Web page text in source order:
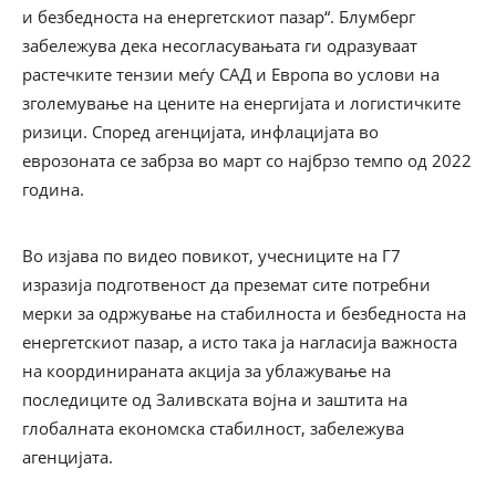
и безбедноста на енергетскиот пазар“. Блумберг
забележува дека несогласувањата ги одразуваат
растечките тензии меѓу САД и Европа во услови на
зголемување на цените на енергијата и логистичките
ризици. Според агенцијата, инфлацијата во
еврозоната се забрза во март со најбрзо темпо од 2022
година.
Во изјава по видео повикот, учесниците на Г7
изразија подготвеност да преземат сите потребни
мерки за одржување на стабилноста и безбедноста на
енергетскиот пазар, а исто така ја нагласија важноста
на координираната акција за ублажување на
последиците од Заливската војна и заштита на
глобалната економска стабилност, забележува
агенцијата.